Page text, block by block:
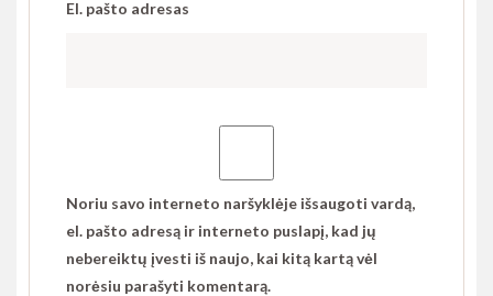
El. pašto adresas
Noriu savo interneto naršyklėje išsaugoti vardą,
el. pašto adresą ir interneto puslapį, kad jų
nebereiktų įvesti iš naujo, kai kitą kartą vėl
norėsiu parašyti komentarą.